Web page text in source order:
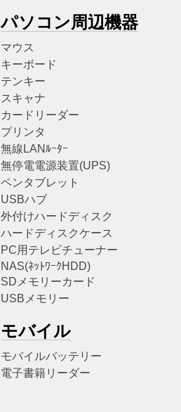
パソコン周辺機器
マウス
キーボード
テンキー
スキャナ
カードリーダー
プリンタ
無線LANﾙｰﾀｰ
無停電電源装置(UPS)
ペンタブレット
USBハブ
外付けハードディスク
ハードディスクケース
PC用テレビチューナー
NAS(ﾈｯﾄﾜｰｸHDD)
SDメモリーカード
USBメモリー
モバイル
モバイルバッテリー
電子書籍リーダー